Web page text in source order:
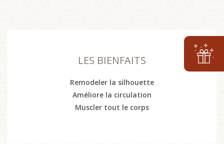
LES BIENFAITS
Remodeler la silhouette
Améliore la circulation
Muscler tout le corps